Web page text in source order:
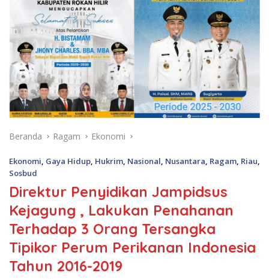
Beranda Ragam Ekonomi
Ekonomi Gaya Hidup Hukrim Nasional Nusantara Ragam Riau
Sosbud
Direktur Penyidikan Jampidsus
Kejagung , Lakukan Penahanan
Terhadap 3 Orang Tersangka
Tipikor Perum Perikanan Indonesia
Tahun 2016-2019